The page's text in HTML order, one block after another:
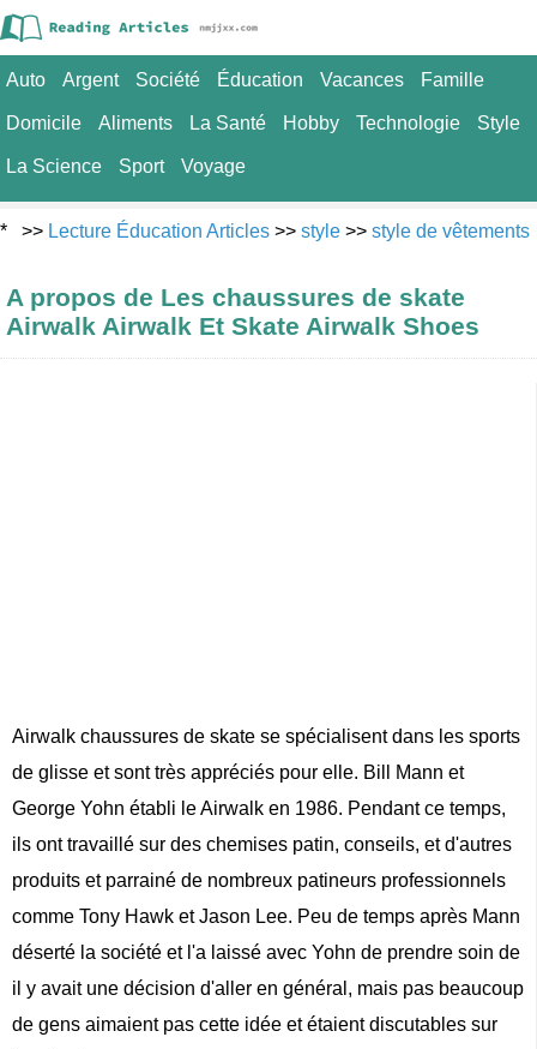
Auto Argent Société Éducation Vacances Famille
Domicile Aliments La Santé Hobby Technologie Style
La Science Sport Voyage
* >> Lecture Éducation Articles >> style >> style de vêtements
A propos de Les chaussures de skate
Airwalk Airwalk Et Skate Airwalk Shoes
Airwalk chaussures de skate se spécialisent dans les sports
de glisse et sont très appréciés pour elle. Bill Mann et
George Yohn établi le Airwalk en 1986. Pendant ce temps,
ils ont travaillé sur des chemises patin, conseils, et d'autres
produits et parrainé de nombreux patineurs professionnels
comme Tony Hawk et Jason Lee. Peu de temps après Mann
déserté la société et l'a laissé avec Yohn de prendre soin de
il y avait une décision d'aller en général, mais pas beaucoup
de gens aimaient pas cette idée et étaient discutables sur